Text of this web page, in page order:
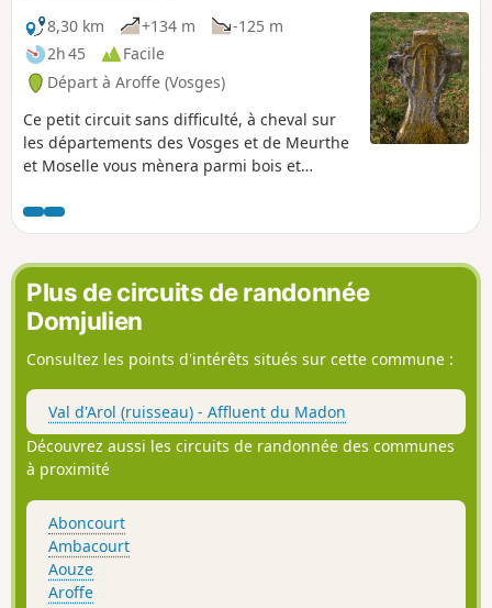
8,30 km
+134 m
-125 m
2h 45
Facile
Départ à Aroffe (Vosges)
Ce petit circuit sans difficulté, à cheval sur
les départements des Vosges et de Meurthe
et Moselle vous mènera parmi bois et
bucoliques. Prenez l'air parmi les labourages
et pâturages, dans cette région peu visitée.
Plus de circuits de randonnée
Domjulien
Consultez les points d'intérêts situés sur cette commune :
Val d'Arol (ruisseau) - Affluent du Madon
Découvrez aussi les circuits de randonnée des communes
à proximité
Aboncourt
Ambacourt
Aouze
Aroffe